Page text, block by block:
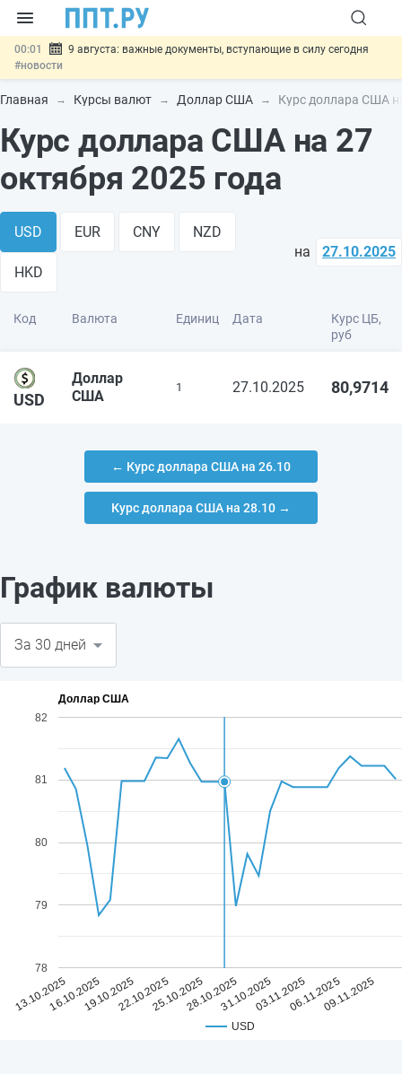
00:01
9 августа: важные документы, вступающие в силу сегодня
#новости
07.08 Подписан закон о блокировке продажи опасных товаров через
«Честный знак»#новости
07.08
Госпошлину за устранение ошибок в документах предлагают
#новости
07.08
Важно
Разработают единые критерии трудовых и ГПХ-
#новости
Главная Курсы валют Доллар США Курс доллара США
Курс доллара США на 27
октября 2025 года
USD EUR CNY NZD
HKD
на 27.10.2025
Код Валюта Единиц Дата
Курс ЦБ,
руб
USD
Доллар
США
1 27.10.2025 80,9714
← Курс доллара США на 26.10
Курс доллара США на 28.10 →
График валюты
Доллар США
USD
13.10.202516.10.202519.10.202522.10.202525.10.202528.10.202531.10.202503.11.202506.11.202509.11.2025
78
79
80
81
82